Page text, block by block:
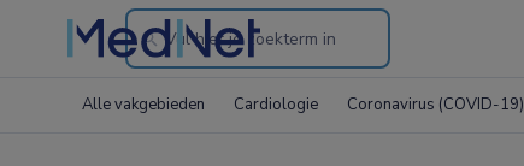
Search
the
Alle vakgebieden Cardiologie Coronavirus (COVID-19)